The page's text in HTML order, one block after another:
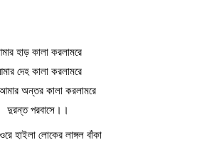
হাড় কালা করলামরে
দেহ কালা করলামরে
অন্তর কালা করলামরে
দুরন্ত পরবাসে।।
হাইলা লোকের লাঙ্গল বাঁকা